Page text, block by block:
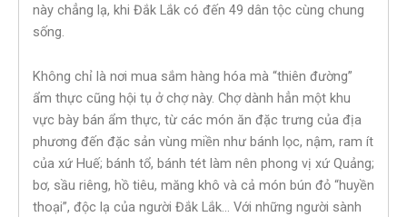
này chẳng lạ, khi Đắk Lắk có đến 49 dân tộc cùng chung
sống.
Không chỉ là nơi mua sắm hàng hóa mà “thiên đường”
ẩm thực cũng hội tụ ở chợ này. Chợ dành hẳn một khu
vực bày bán ẩm thực, từ các món ăn đặc trưng của địa
phương đến đặc sản vùng miền như bánh lọc, nậm, ram ít
của xứ Huế; bánh tổ, bánh tét làm nên phong vị xứ Quảng;
bơ, sầu riêng, hồ tiêu, măng khô và cả món bún đỏ “huyền
thoại”, độc lạ của người Đắk Lắk… Với những người sành